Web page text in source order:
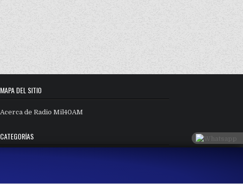
MAPA DEL SITIO
Acerca de Radio Mil40AM
CATEGORÍAS